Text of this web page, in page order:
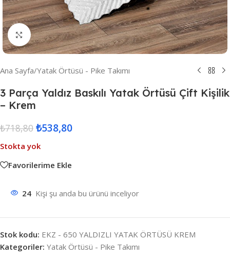
Resmi Büyüt
Ana Sayfa/Yatak Örtüsü - Pike Takımı
3 Parça Yaldız Baskılı Yatak Örtüsü Çift Kişilik
– Krem
₺718,80 ₺538,80
Stokta yok
Favorilerime Ekle
24 Kişi şu anda bu ürünü inceliyor
Stok kodu: EKZ - 650 YALDIZLI YATAK ÖRTÜSÜ KREM
Kategoriler: Yatak Örtüsü - Pike Takımı